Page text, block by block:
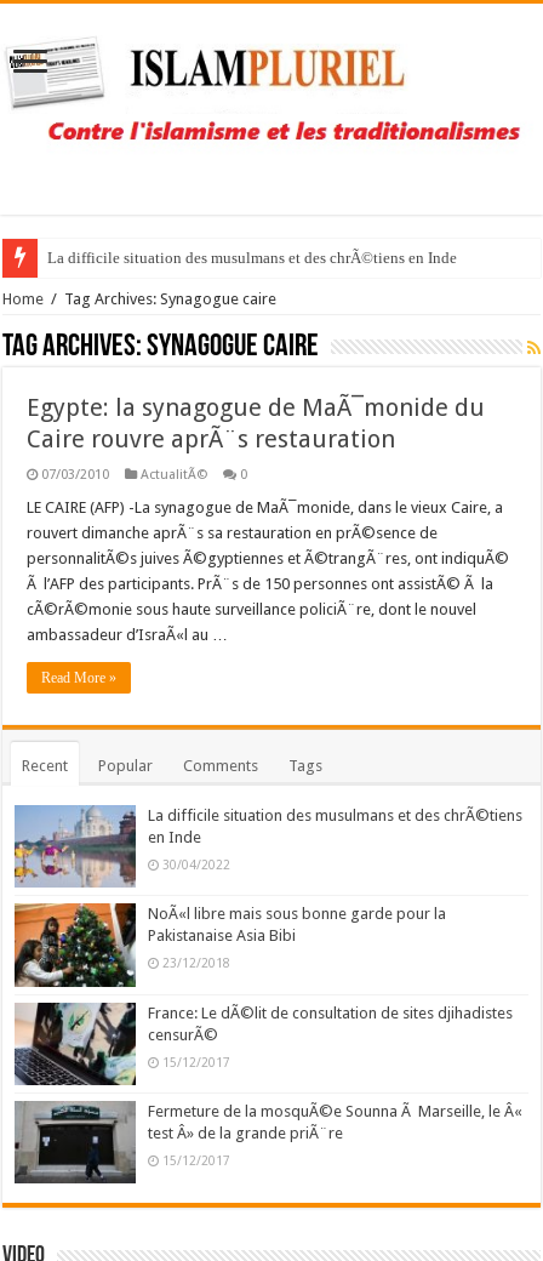
La difficile situation des musulmans et des chrÃ©tiens en Inde
Home / Tag Archives: Synagogue caire
Tag Archives:Synagogue caire
Egypte: la synagogue de MaÃ¯monide du
Caire rouvre aprÃ¨s restauration
07/03/2010 ActualitÃ© 0
LE CAIRE (AFP) -La synagogue de MaÃ¯monide, dans le vieux Caire, a
rouvert dimanche aprÃ¨s sa restauration en prÃ©sence de
personnalitÃ©s juives Ã©gyptiennes et Ã©trangÃ¨res, ont indiquÃ©
Ã l’AFP des participants. PrÃ¨s de 150 personnes ont assistÃ© Ã la
cÃ©rÃ©monie sous haute surveillance policiÃ¨re, dont le nouvel
ambassadeur d’IsraÃ«l au …
Read More »
Recent Popular Comments Tags
La difficile situation des musulmans et des chrÃ©tiens
en Inde
30/04/2022
NoÃ«l libre mais sous bonne garde pour la
Pakistanaise Asia Bibi
23/12/2018
France: Le dÃ©lit de consultation de sites djihadistes
censurÃ©
15/12/2017
Fermeture de la mosquÃ©e Sounna Ã Marseille, le Â«
test Â» de la grande priÃ¨re
15/12/2017
Video